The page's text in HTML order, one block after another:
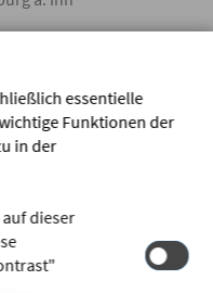
|
essentielle
Funktionen der
in der
dieser